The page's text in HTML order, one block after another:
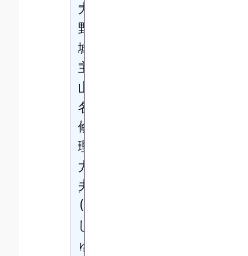
大
野
城
主
山
名
修
理
大
夫
(
し
ゅ